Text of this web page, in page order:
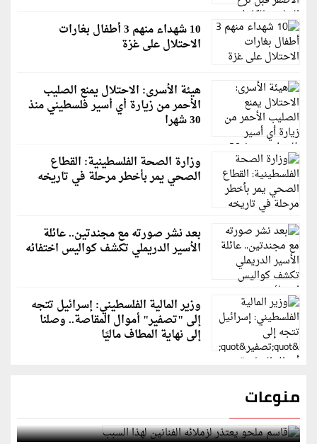
10 شهداء منهم 3 أطفال بغارات
الاحتلال على غزة
هيئة الأسرى: الاحتلال يمنع الصليب
الأحمر من زيارة أي أسير فلسطيني منذ
30 شهرا
وزارة الصحة الفلسطينية: القطاع
الصحي يمر بأخطر مرحلة في تاريخه
بعد نشر صورته مع مجندتين.. عائلة
الأسير الدريملي تكشف كواليس اختفائه
وزير المالية الفلسطيني: إسرائيل تتجه
إلى "تصفير" أموال المقاصة.. وصلنا
إلى نهاية المطاف ماليًا
منوعات
قاسم ملحو يعتذر لزملائه الفنانين لهذا السبب